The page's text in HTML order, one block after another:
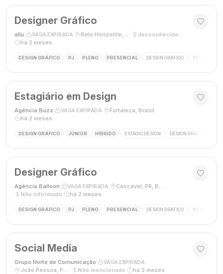
Designer Gráfico
allu VAGA EXPIRADA Belo Horizonte, MG, Brasil desconhecido
há 2 meses
DESIGN GRÁFICO PJ PLENO PRESENCIAL DESIGN GRÁFICO TRÁFEGO
Estagiário em Design
Agência Buzz VAGA EXPIRADA Fortaleza, Brasil
há 2 meses
DESIGN GRÁFICO JÚNIOR HÍBRIDO ESTÁGIO DESIGN DESIGN GRÁFICO
Designer Gráfico
Agência Balloon VAGA EXPIRADA Cascavel, PR, Brasil
Não informado
há 2 meses
DESIGN GRÁFICO PJ PLENO PRESENCIAL DESIGN GRÁFICO ADOBE
Social Media
Grupo Norte de Comunicação VAGA EXPIRADA
João Pessoa, Paraíba, Brasil
Não mencionado há 2 meses